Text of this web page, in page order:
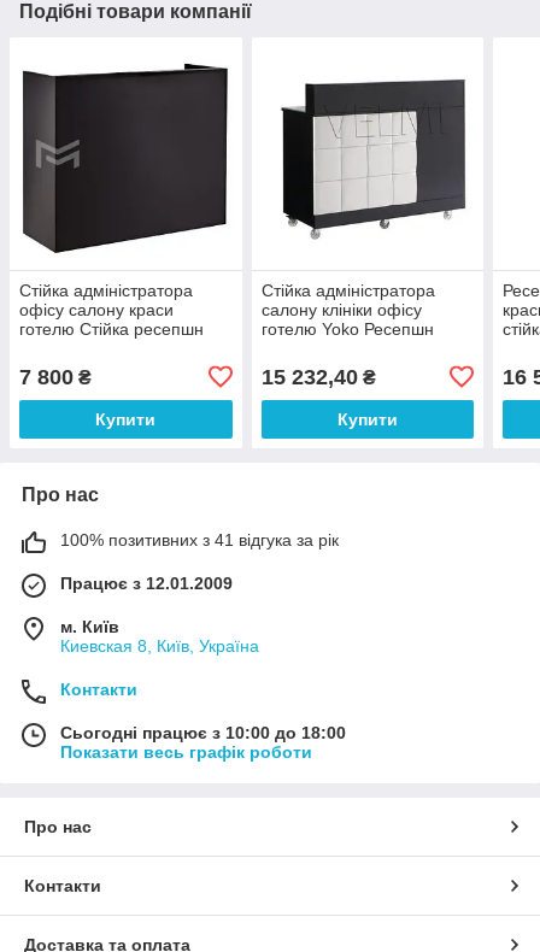
Подібні товари компанії
Стійка адміністратора
офісу салону краси
готелю Стійка ресепшн
М308
7 800 ₴
Купити
Стійка адміністратора
салону клініки офісу
готелю Yoko Ресепшн
Рецепція VM416
15 232,40₴
Купити
16
Про нас
100% позитивних з 41 відгука за рік
Працює з 12.01.2009
м. Київ
Киевская 8, Київ, Україна
Контакти
Сьогодні працює з 10:00 до 18:00
Показати весь графік роботи
Про нас
Контакти
Доставка та оплата